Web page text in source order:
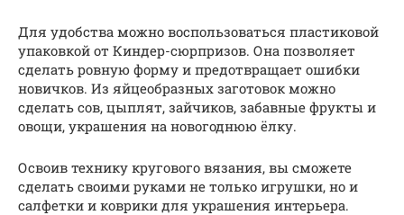
Для удобства можно воспользоваться пластиковой
упаковкой от Киндер-сюрпризов. Она позволяет
сделать ровную форму и предотвращает ошибки
новичков. Из яйцеобразных заготовок можно
сделать сов, цыплят, зайчиков, забавные фрукты и
овощи, украшения на новогоднюю ёлку.
Освоив технику кругового вязания, вы сможете
сделать своими руками не только игрушки, но и
салфетки и коврики для украшения интерьера.